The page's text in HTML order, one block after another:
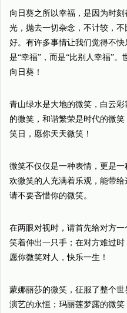
向日葵之所以幸福，是因为时
光，抛去一切杂念，不计较，
好。有许多事情让我们觉得不
是“幸福”，而是“比别人幸福”
向日葵！
青山绿水是大地的微笑，白云
的微笑，和谐繁荣是时代的微
笑日，愿你天天微笑！
微笑不仅仅是一种表情，更是
欢微笑的人充满着乐观，能带给
请不要吝惜你的微笑。
在两眼对视时，请首先给对方
笑着伸出一只手；在对方难过时
愿你微笑对人，快乐一生！
蒙娜丽莎的微笑，征服了整个
演艺的永恒；玛丽莲梦露的微